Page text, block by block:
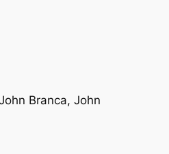
Branca, John